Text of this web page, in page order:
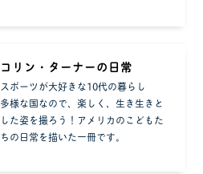
コリン・ターナーの日常
スポーツが大好きな10代の暮らし
多様な国なので、楽しく、生き生きと
した姿を撮ろう！アメリカのこどもた
ちの日常を描いた一冊です。